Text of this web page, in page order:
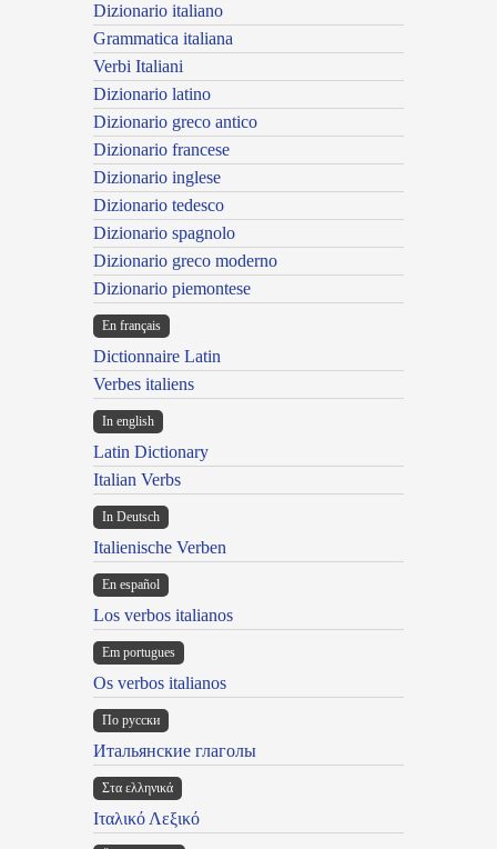
Dizionario italiano
Grammatica italiana
Verbi Italiani
Dizionario latino
Dizionario greco antico
Dizionario francese
Dizionario inglese
Dizionario tedesco
Dizionario spagnolo
Dizionario greco moderno
Dizionario piemontese
En français
Dictionnaire Latin
Verbes italiens
In english
Latin Dictionary
Italian Verbs
In Deutsch
Italienische Verben
En español
Los verbos italianos
Em portugues
Os verbos italianos
По русски
Итальянские глаголы
Στα ελληνικά
Ιταλικό Λεξικό